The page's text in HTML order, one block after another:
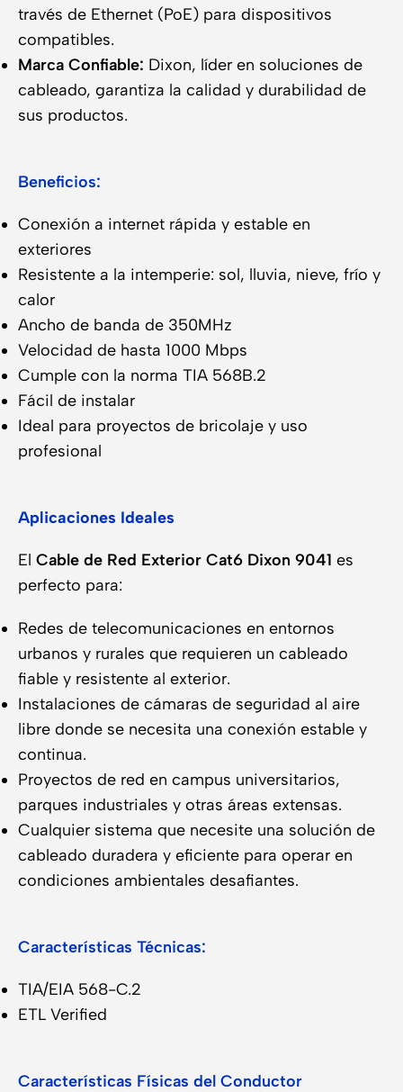
través de Ethernet (PoE) para dispositivos
compatibles.
Marca Confiable: Dixon, líder en soluciones de
cableado, garantiza la calidad y durabilidad de
sus productos.
Beneficios:
Conexión a internet rápida y estable en
exteriores
Resistente a la intemperie: sol, lluvia, nieve, frío y
calor
Ancho de banda de 350MHz
Velocidad de hasta 1000 Mbps
Cumple con la norma TIA 568B.2
Fácil de instalar
Ideal para proyectos de bricolaje y uso
profesional
Aplicaciones Ideales
El Cable de Red Exterior Cat6 Dixon 9041 es
perfecto para:
Redes de telecomunicaciones en entornos
urbanos y rurales que requieren un cableado
fiable y resistente al exterior.
Instalaciones de cámaras de seguridad al aire
libre donde se necesita una conexión estable y
continua.
Proyectos de red en campus universitarios,
parques industriales y otras áreas extensas.
Cualquier sistema que necesite una solución de
cableado duradera y eficiente para operar en
condiciones ambientales desafiantes.
Características Técnicas:
TIA/EIA 568-C.2
ETL Verified
Características Físicas del Conductor